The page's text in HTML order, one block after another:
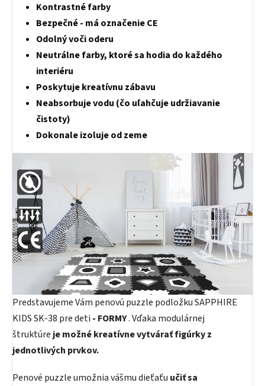
Kontrastné farby
Bezpečné - má označenie CE
Odolný voči oderu
Neutrálne farby, ktoré sa hodia do každého
interiéru
Poskytuje kreatívnu zábavu
Neabsorbuje vodu (čo uľahčuje udržiavanie
čistoty)
Dokonale izoluje od zeme
Predstavujeme Vám penovú puzzle podložku SAPPHIRE
KIDS SK-38 pre deti - FORMY. Vďaka modulárnej
štruktúre je možné kreatívne vytvárať figúrky z
jednotlivých prvkov.
Penové puzzle umožnia vášmu dieťaťu učiť sa